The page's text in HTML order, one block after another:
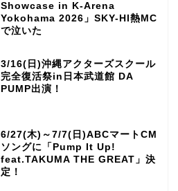
Showcase in K-Arena
Yokohama 2026」SKY-HI熱MC
で泣いた
3/16(日)沖縄アクターズスクール
完全復活祭in日本武道館 DA
PUMP出演！
6/27(木)～7/7(日)ABCマートCM
ソングに「Pump It Up!
feat.TAKUMA THE GREAT」決
定！